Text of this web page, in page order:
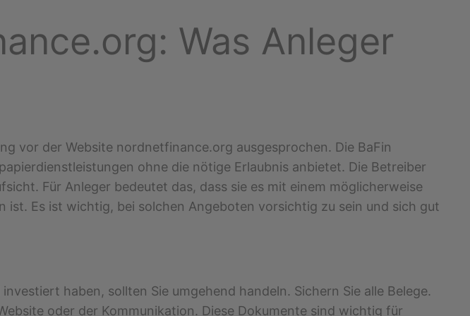
Was Anleger
vor der Website nordnetfinance.org ausgesprochen. Die BaFin
ohne die nötige Erlaubnis anbietet. Die Betreiber
Für Anleger bedeutet das, dass sie es mit einem möglicherweise
Es ist wichtig, bei solchen Angeboten vorsichtig zu sein und sich gut
haben, sollten Sie umgehend handeln. Sichern Sie alle Belege.
oder der Kommunikation. Diese Dokumente sind wichtig für